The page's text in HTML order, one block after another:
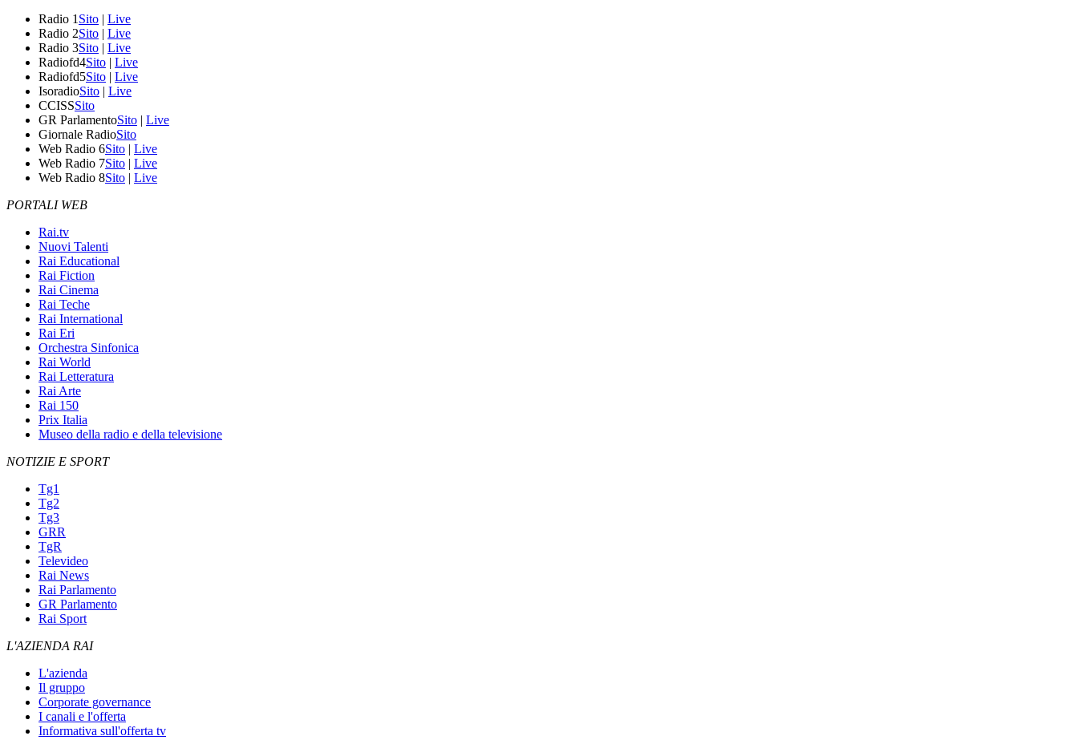
Radio 1 Sito | Live
Radio 2Sito | Live
Radio 3Sito | Live
Radiofd4Sito | Live
Radiofd5Sito | Live
IsoradioSito | Live
CCISSSito
GR ParlamentoSito | Live
Giornale RadioSito
Web Radio 6Sito | Live
Web Radio 7Sito | Live
Web Radio 8Sito | Live
PORTALI WEB
Rai.tv
Nuovi Talenti
Rai Educational
Rai Fiction
Rai Cinema
Rai Teche
Rai International
Rai Eri
Orchestra Sinfonica
Rai World
Rai Letteratura
Rai Arte
Rai 150
Prix Italia
Museo della radio e della televisione
NOTIZIE E SPORT
Tg1
Tg2
Tg3
GRR
TgR
Televideo
Rai News
Rai Parlamento
GR Parlamento
Rai Sport
L'AZIENDA RAI
L'azienda
Il gruppo
Corporate governance
I canali e l'offerta
Informativa sull'offerta tv